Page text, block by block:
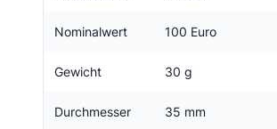
Nominalwert 100 Euro
Gewicht 30 g
Durchmesser 35 mm